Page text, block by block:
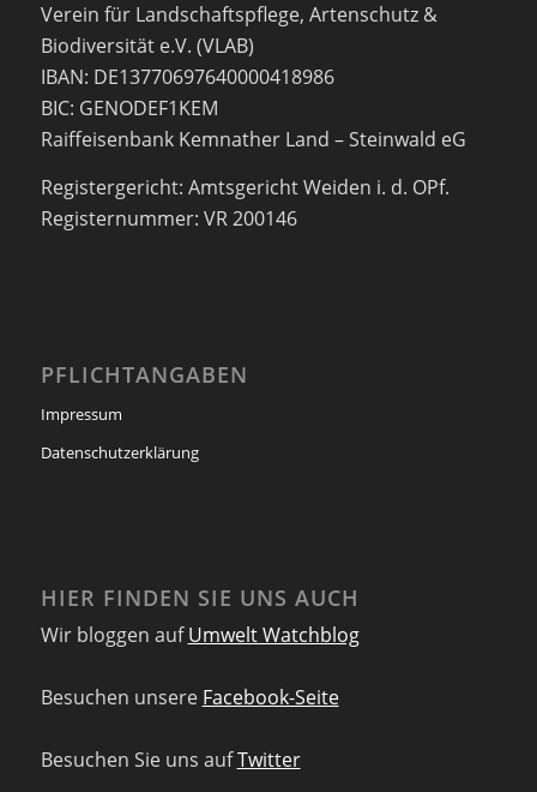
Verein für Landschaftspflege, Artenschutz &
Biodiversität e.V. (VLAB)
IBAN: DE13770697640000418986
BIC: GENODEF1KEM
Raiffeisenbank Kemnather Land – Steinwald eG
Registergericht: Amtsgericht Weiden i. d. OPf.
Registernummer: VR 200146
PFLICHTANGABEN
Impressum
Datenschutzerklärung
HIER FINDEN SIE UNS AUCH
Wir bloggen aufUmwelt Watchblog
Besuchen unsere Facebook-Seite
Besuchen Sie uns aufTwitter